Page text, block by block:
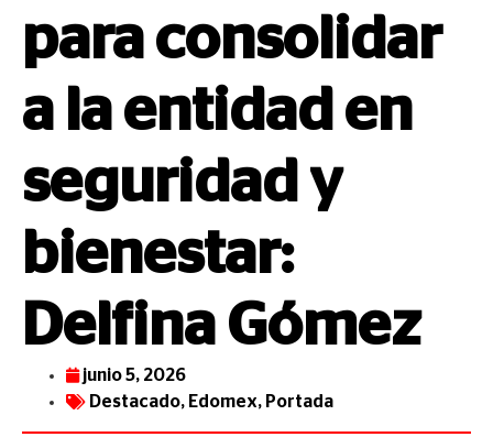
para consolidar
a la entidad en
seguridad y
bienestar:
Delfina Gómez
junio 5, 2026
Destacado, Edomex, Portada